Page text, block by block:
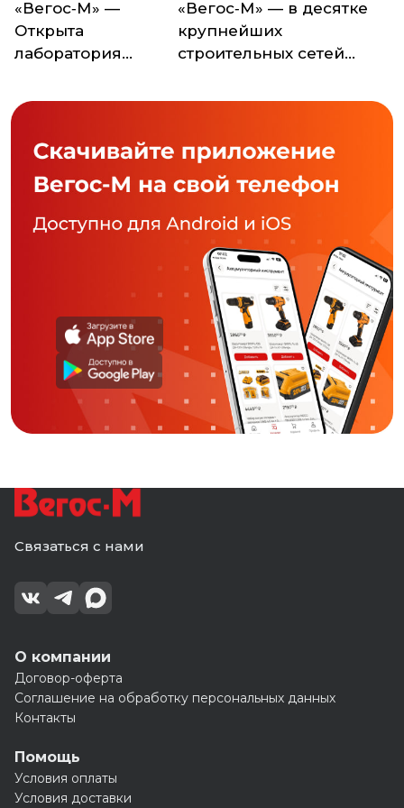
«Вегос‑М» —
Открыта
лаборатория
«Вегос‑М» — в десятке
крупнейших
строительных сетей
Связаться с нами
О компании
Договор-оферта
Соглашение на обработку персональных данных
Контакты
Помощь
Условия оплаты
Условия доставки